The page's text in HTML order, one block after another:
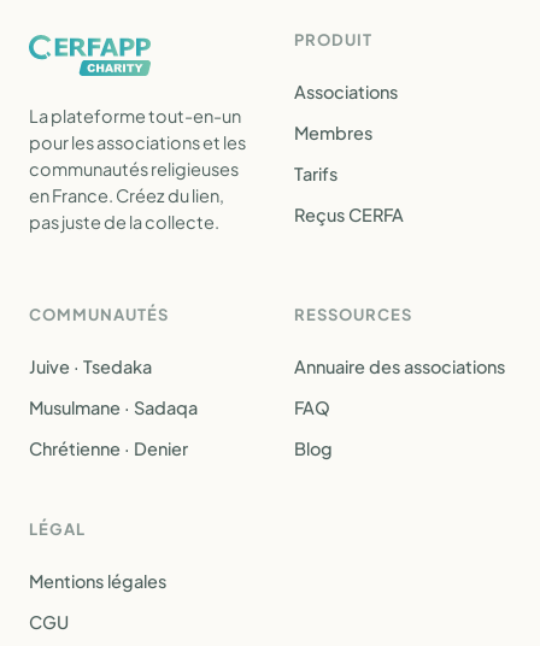
La plateforme tout-en-un
pour les associations et les
communautés religieuses
en France. Créez du lien,
pas juste de la collecte.
PRODUIT
Associations
Membres
Tarifs
Reçus CERFA
COMMUNAUTÉS
Juive · Tsedaka
Musulmane · Sadaqa
Chrétienne · Denier
RESSOURCES
Annuaire des associations
FAQ
Blog
LÉGAL
Mentions légales
CGU